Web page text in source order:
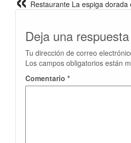
Restaurante La espiga dorada
Deja una respuesta
Tu dirección de correo
Los campos obligatorios están
Comentario *